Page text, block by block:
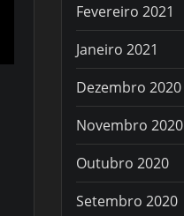
Fevereiro 2021
Janeiro 2021
Dezembro 2020
Novembro 2020
Outubro 2020
Setembro 2020